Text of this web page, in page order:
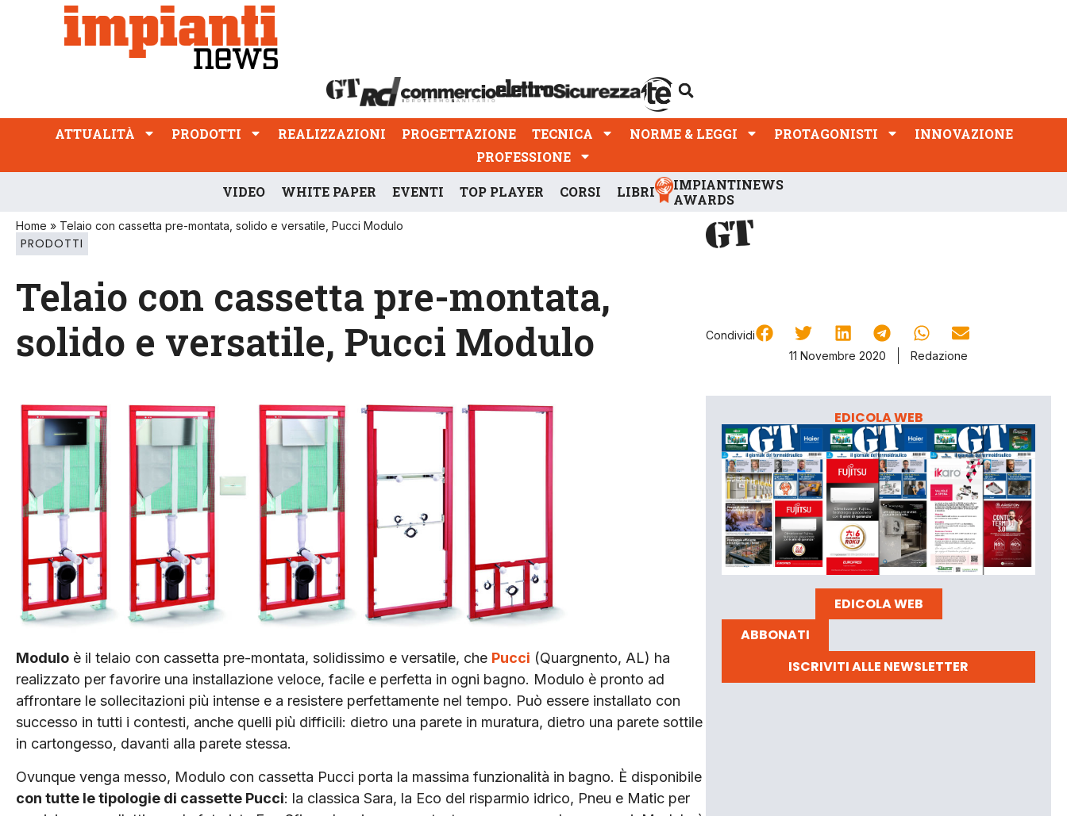
ATTUALITÀ PRODOTTI REALIZZAZIONI
PROFESSIONE
ATTUALITÀ PRODOTTI REALIZZAZIONI PROGETTAZIONE TECNICA NORME & LEGGI PROTAGONISTI
INNOVAZIONE
PROFESSIONE
VIDEO WHITE PAPER EVENTI TOP PLAYER CORSI LIBRI
IMPIANTINEWS
AWARDS
Home » Telaio con cassetta pre-montata, solido e versatile, Pucci Modulo
PRODOTTI
Telaio con cassetta pre-montata,
solido e versatile, Pucci Modulo
Condividi
11 Novembre 2020
Redazione
Modulo è il telaio con cassetta pre-montata, solidissimo e versatile, che Pucci (Quargnento, AL) ha
realizzato per favorire una installazione veloce, facile e perfetta in ogni bagno. Modulo è pronto ad
affrontare le sollecitazioni più intense e a resistere perfettamente nel tempo. Può essere installato con
successo in tutti i contesti, anche quelli più difficili: dietro una parete in muratura, dietro una parete sottile
in cartongesso, davanti alla parete stessa.
Ovunque venga messo, Modulo con cassetta Pucci porta la massima funzionalità in bagno. È disponibile
con tutte le tipologie di cassette Pucci: la classica Sara, la Eco del risparmio idrico, Pneu e Matic per
EDICOLA WEB
EDICOLA WEB
ABBONATI
ISCRIVITI ALLE NEWSLETTER